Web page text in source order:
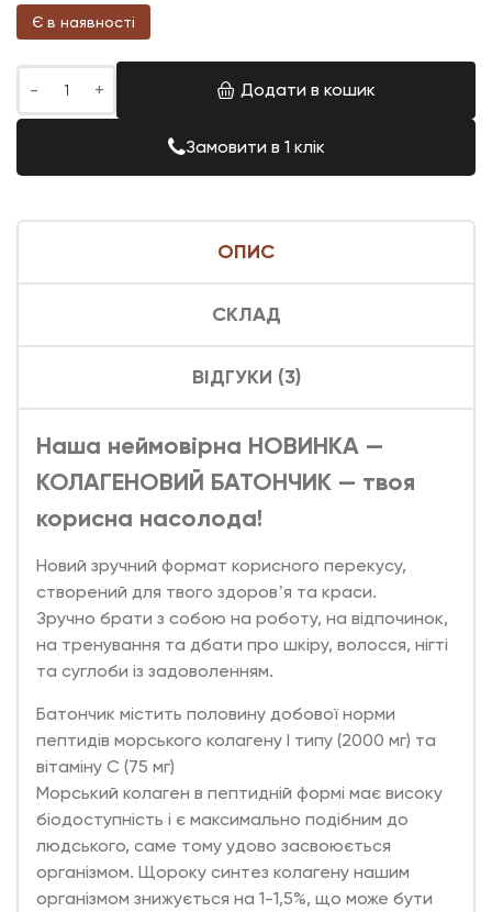
80₴.
65₴.
Є в наявності
Додати в кошик
Замовити в 1 клік
ОПИС
ВІДГУКИ (3)
СКЛАД
Наша неймовірна НОВИНКА —
КОЛАГЕНОВИЙ БАТОНЧИК — твоя
корисна насолода!
Новий зручний формат корисного перекусу,
створений для твого здоровʼя та краси.
Зручно брати з собою на роботу, на відпочинок,
на тренування та дбати про шкіру, волосся, нігті
та суглоби із задоволенням.
Батончик містить половину добової норми
пептидів морського колагену І типу (2000 мг) та
вітаміну С (75 мг)
Морський колаген в пептидній формі має високу
біодоступність і є максимально подібним до
людського, саме тому удово засвоюється
організмом. Щороку синтез колагену нашим
організмом знижується на 1-1,5%, що може бути